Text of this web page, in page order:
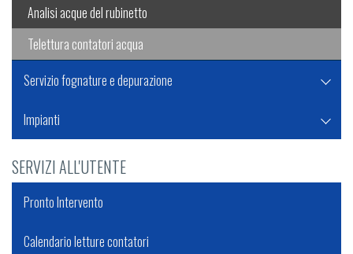
Analisi acque del rubinetto
Telettura contatori acqua
Servizio fognature e depurazione
Impianti
SERVIZI ALL'UTENTE
Pronto Intervento
Calendario letture contatori